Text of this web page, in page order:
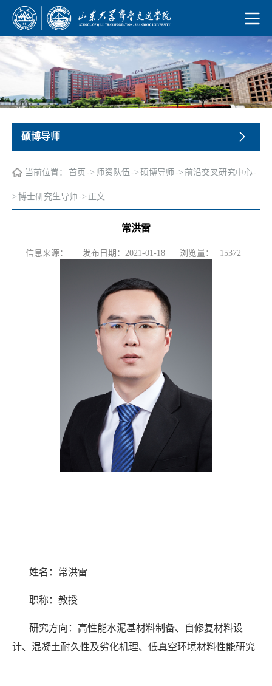
硕博导师
当前位置： 首页 -> 师资队伍 -> 硕博导师-> 前沿交叉研究中心-
> 博士研究生导师-> 正文
常洪雷
信息来源： 发布日期：2021-01-18 浏览量： 15372
姓名：常洪雷
职称：教授
研究方向：高性能水泥基材料制备、自修复材料设
计、混凝土耐久性及劣化机理、低真空环境材料性能研究